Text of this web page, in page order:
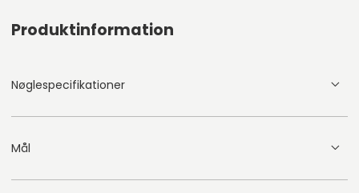
Produktinformation
Nøglespecifikationer
Mål